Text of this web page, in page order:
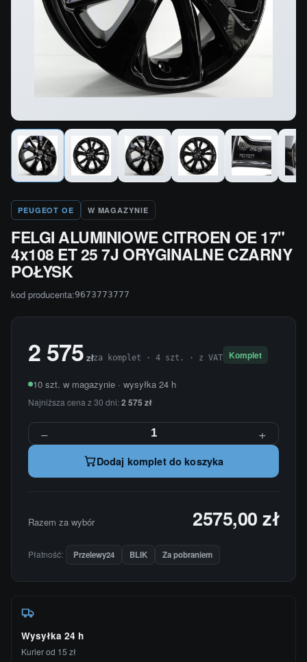
PEUGEOT OE W MAGAZYNIE
FELGI ALUMINIOWE CITROEN OE 17"
4x108 ET 25 7J ORYGINALNE CZARNY
POŁYSK
kod producenta:9673773777
2 575 złza komplet · 4 szt. · z VAT Komplet
10 szt. w magazynie · wysyłka 24 h
Najniższa cena z 30 dni:2 575 zł
− +
Dodaj komplet do koszyka
Razem za wybór 2575,00 zł
Płatność: Przelewy24 BLIK Za pobraniem
Wysyłka 24 h
Kurier od 15 zł